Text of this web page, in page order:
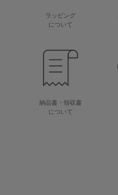
ラッピング
について
納品書・領収書
について